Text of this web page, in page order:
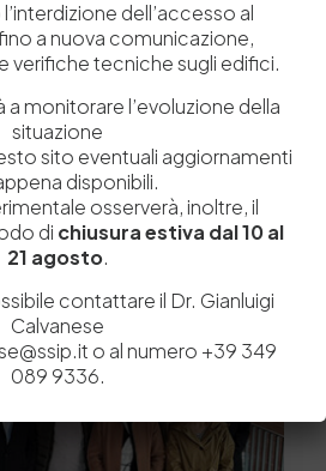
a La Sapienza
protagonista di uno dei
della…
dell’accesso al
a nuova comunicazione,
verifiche tecniche sugli edifici.
a monitorare l’evoluzione della
situazione
sito eventuali aggiornamenti
disponibili.
osserverà, inoltre, il
di chiusura estiva dal 10 al
21 agosto.
contattare il Dr. Gianluigi
Calvanese
o al numero +39 349
089 9336.